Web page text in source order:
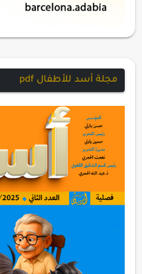
مجلة أسد للأطفال pdf